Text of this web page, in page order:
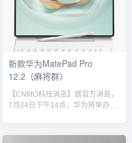
月-12月发布，具体时间需等待华
为官宣。华为通常会在一场发布会
曝光的部分华为平...
新款华为MatePad Pro
12.2（麻将群）
【CNMO科技消息】据官方消息，
7月24日下午14点，华为将举办新
华为MatePad Pro 12.2 英寸根据